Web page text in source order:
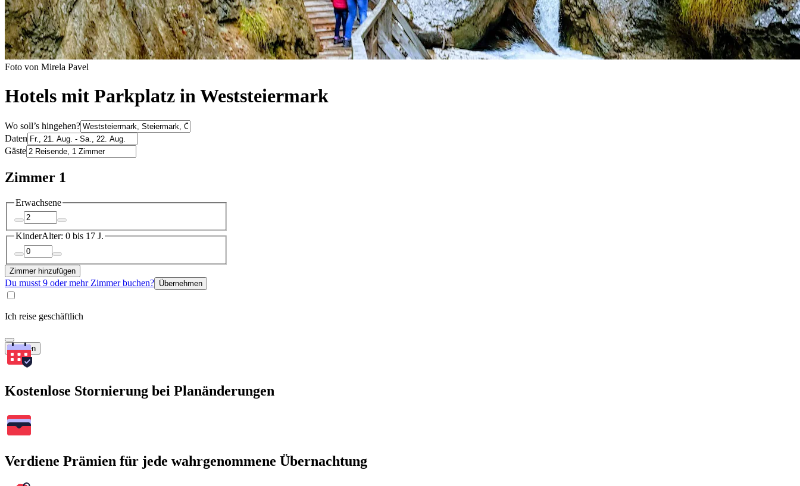
Foto von Mirela Pavel
Hotels mit Parkplatz in Weststeiermark
Wo soll’s hingehen?
Daten
Gäste
Zimmer 1
Erwachsene
KinderAlter: 0 bis 17 J.
Zimmer hinzufügen
Du musst 9 oder mehr Zimmer buchen? Übernehmen
Ich reise geschäftlich
Suchen
Kostenlose Stornierung bei Planänderungen
Verdiene Prämien für jede wahrgenommene Übernachtung